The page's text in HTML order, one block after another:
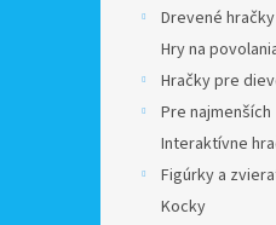
Drevené hračky
Hry na
Hračky pre
Pre najmenších
Interaktívne
Figúrky a
Kocky